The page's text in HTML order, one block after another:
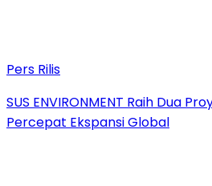
Pers Rilis
SUS ENVIRONMENT Raih Dua
Percepat Ekspansi Global